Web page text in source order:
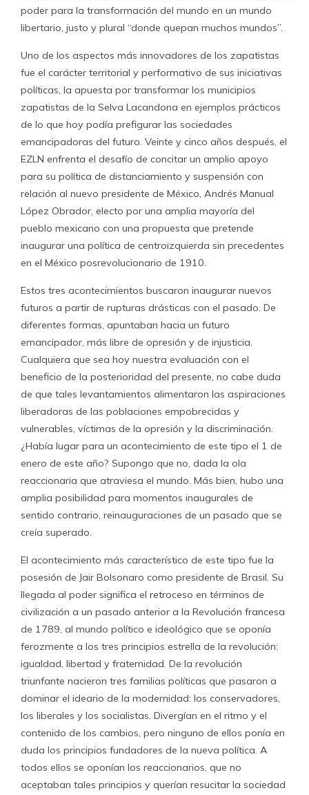
poder para la transformación del mundo en un mundo
libertario, justo y plural “donde quepan muchos mundos”.
Uno de los aspectos más innovadores de los zapatistas
fue el carácter territorial y performativo de sus iniciativas
políticas, la apuesta por transformar los municipios
zapatistas de la Selva Lacandona en ejemplos prácticos
de lo que hoy podía prefigurar las sociedades
emancipadoras del futuro. Veinte y cinco años después, el
EZLN enfrenta el desafío de concitar un amplio apoyo
para su política de distanciamiento y suspensión con
relación al nuevo presidente de México, Andrés Manual
López Obrador, electo por una amplia mayoría del
pueblo mexicano con una propuesta que pretende
inaugurar una política de centroizquierda sin precedentes
en el México posrevolucionario de 1910.
Estos tres acontecimientos buscaron inaugurar nuevos
futuros a partir de rupturas drásticas con el pasado. De
diferentes formas, apuntaban hacia un futuro
emancipador, más libre de opresión y de injusticia.
Cualquiera que sea hoy nuestra evaluación con el
beneficio de la posterioridad del presente, no cabe duda
de que tales levantamientos alimentaron las aspiraciones
liberadoras de las poblaciones empobrecidas y
vulnerables, víctimas de la opresión y la discriminación.
¿Había lugar para un acontecimiento de este tipo el 1 de
enero de este año? Supongo que no, dada la ola
reaccionaria que atraviesa el mundo. Más bien, hubo una
amplia posibilidad para momentos inaugurales de
sentido contrario, reinauguraciones de un pasado que se
creía superado.
El acontecimiento más característico de este tipo fue la
posesión de Jair Bolsonaro como presidente de Brasil. Su
llegada al poder significa el retroceso en términos de
civilización a un pasado anterior a la Revolución francesa
de 1789, al mundo político e ideológico que se oponía
ferozmente a los tres principios estrella de la revolución:
igualdad, libertad y fraternidad. De la revolución
triunfante nacieron tres familias políticas que pasaron a
dominar el ideario de la modernidad: los conservadores,
los liberales y los socialistas. Divergían en el ritmo y el
contenido de los cambios, pero ninguno de ellos ponía en
duda los principios fundadores de la nueva política. A
todos ellos se oponían los reaccionarios, que no
aceptaban tales principios y querían resucitar la sociedad